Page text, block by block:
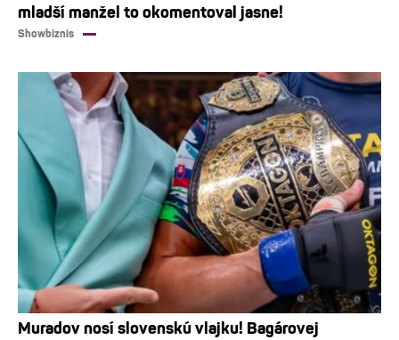
mladší manžel to okomentoval jasne!
Showbiznis
Muradov nosí slovenskú vlajku! Bagárovej